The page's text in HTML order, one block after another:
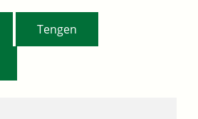
Tengen